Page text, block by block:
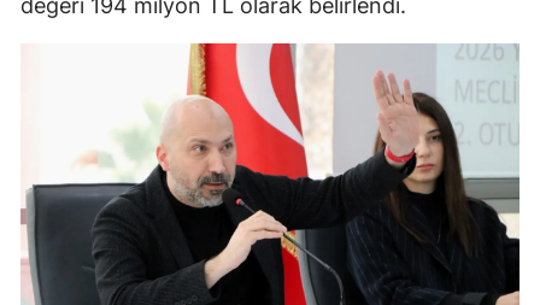
değeri 194 milyon TL olarak belirlendi.